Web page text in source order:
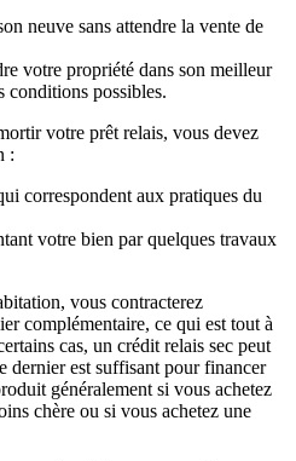
neuve sans attendre la vente de
votre propriété dans son meilleur
conditions possibles.
votre prêt relais, vous devez
:
correspondent aux pratiques du
votre bien par quelques travaux
vous contracterez
complémentaire, ce qui est tout à
cas, un crédit relais sec peut
dernier est suffisant pour financer
généralement si vous achetez
chère ou si vous achetez une